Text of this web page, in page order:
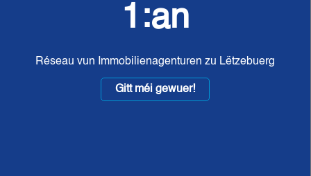
1:an
Réseau vun Immobilienagenturen zu Lëtzebuerg
Gitt méi gewuer!